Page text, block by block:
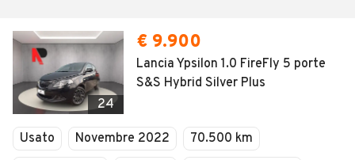
24
€ 9.900
Lancia Ypsilon 1.0 FireFly 5 porte
S&S Hybrid Silver Plus
Usato Novembre 2022
70.500 km